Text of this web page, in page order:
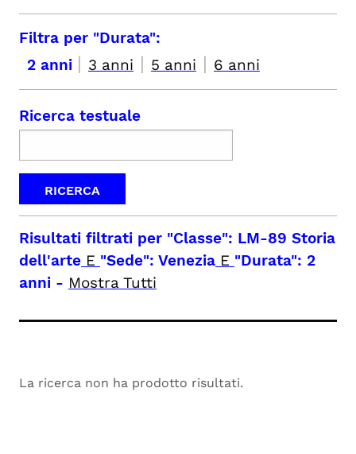
Filtra per "Durata":
2 anni | 3 anni | 5 anni | 6 anni
Ricerca testuale
Risultati filtrati per "Classe": LM-89 Storia
dell'arte E "Sede": Venezia E "Durata": 2
anni - Mostra Tutti
La ricerca non ha prodotto risultati.